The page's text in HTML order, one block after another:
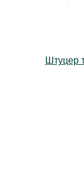
Штуцер